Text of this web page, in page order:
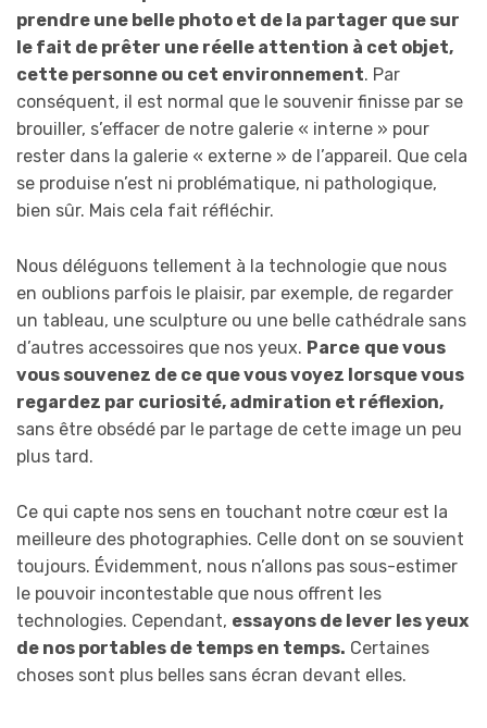
prendre une belle photo et de la partager que sur
le fait de prêter une réelle attention à cet objet,
cette personne ou cet environnement. Par
conséquent, il est normal que le souvenir finisse par se
brouiller, s’effacer de notre galerie « interne » pour
rester dans la galerie « externe » de l’appareil. Que cela
se produise n’est ni problématique, ni pathologique,
bien sûr. Mais cela fait réfléchir.
Nous déléguons tellement à la technologie que nous
en oublions parfois le plaisir, par exemple, de regarder
un tableau, une sculpture ou une belle cathédrale sans
d’autres accessoires que nos yeux. Parce que vous
vous souvenez de ce que vous voyez lorsque vous
regardez par curiosité, admiration et réflexion,
sans être obsédé par le partage de cette image un peu
plus tard.
Ce qui capte nos sens en touchant notre cœur est la
meilleure des photographies. Celle dont on se souvient
toujours. Évidemment, nous n’allons pas sous-estimer
le pouvoir incontestable que nous offrent les
technologies. Cependant, essayons de lever les yeux
de nos portables de temps en temps. Certaines
choses sont plus belles sans écran devant elles.